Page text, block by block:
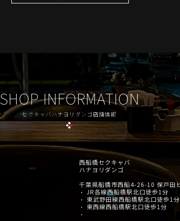
SHOP INFORMATION
セクキャバハナヨリダンゴ店舗情報
西船橋セクキャバ
ハナヨリダンゴ
千葉県船橋市西船4-26-10 保戸田
・ JR各線西船橋駅北口徒歩1分
・ 東武野田線西船橋駅北口徒歩1分
・ 東西線西船橋駅北口徒歩1分
・